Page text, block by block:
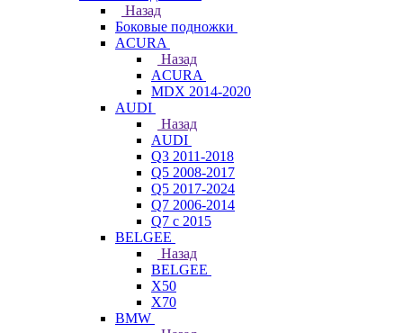
Назад
Боковые подножки
ACURA
Назад
ACURA
MDX 2014-2020
AUDI
Назад
AUDI
Q3 2011-2018
Q5 2008-2017
Q5 2017-2024
Q7 2006-2014
Q7 с 2015
BELGEE
Назад
BELGEE
X50
X70
BMW